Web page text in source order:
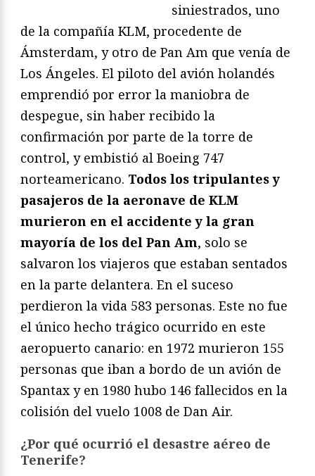
siniestrados, uno
de la compañía KLM, procedente de
Ámsterdam, y otro de Pan Am que venía de
Los Ángeles. El piloto del avión holandés
emprendió por error la maniobra de
despegue, sin haber recibido la
confirmación por parte de la torre de
control, y embistió al Boeing 747
norteamericano. Todos los tripulantes y
pasajeros de la aeronave de KLM
murieron en el accidente y la gran
mayoría de los del Pan Am, solo se
salvaron los viajeros que estaban sentados
en la parte delantera. En el suceso
perdieron la vida 583 personas. Este no fue
el único hecho trágico ocurrido en este
aeropuerto canario: en 1972 murieron 155
personas que iban a bordo de un avión de
Spantax y en 1980 hubo 146 fallecidos en la
colisión del vuelo 1008 de Dan Air.
¿Por qué ocurrió el desastre aéreo de
Tenerife?